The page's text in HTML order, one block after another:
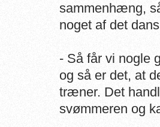
sammenhæng,
noget af det
- Så får vi nogle
og så er det, at
træner. Det
svømmeren og